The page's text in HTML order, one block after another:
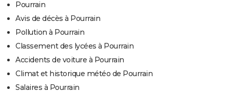
Pourrain
Avis de décès à Pourrain
Pollution à Pourrain
Classement des lycées à Pourrain
Accidents de voiture à Pourrain
Climat et historique météo de Pourrain
Salaires à Pourrain